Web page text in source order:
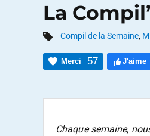
La
Compil de la Semaine,
Merci 57 J'aime
Chaque semaine,